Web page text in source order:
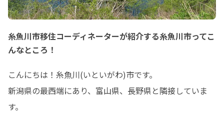
糸魚川市移住コーディネーターが紹介する糸魚川市ってこ
んなところ！
こんにちは！糸魚川(いといがわ)市です。
新潟県の最西端にあり、富山県、長野県と隣接していま
す。